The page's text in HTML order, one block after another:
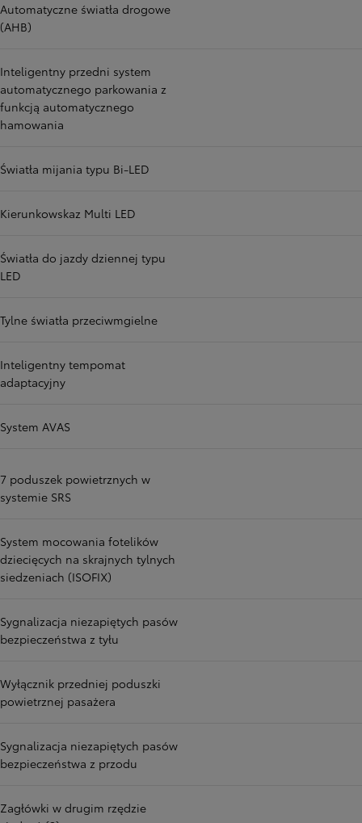
Automatyczne światła drogowe
(AHB)
Inteligentny przedni system
automatycznego parkowania z
funkcją automatycznego
hamowania
Światła mijania typu Bi-LED
Kierunkowskaz Multi LED
Światła do jazdy dziennej typu
LED
Tylne światła przeciwmgielne
Inteligentny tempomat
adaptacyjny
System AVAS
7 poduszek powietrznych w
systemie SRS
System mocowania fotelików
dziecięcych na skrajnych tylnych
siedzeniach (ISOFIX)
Sygnalizacja niezapiętych pasów
bezpieczeństwa z tyłu
Wyłącznik przedniej poduszki
powietrznej pasażera
Sygnalizacja niezapiętych pasów
bezpieczeństwa z przodu
Zagłówki w drugim rzędzie